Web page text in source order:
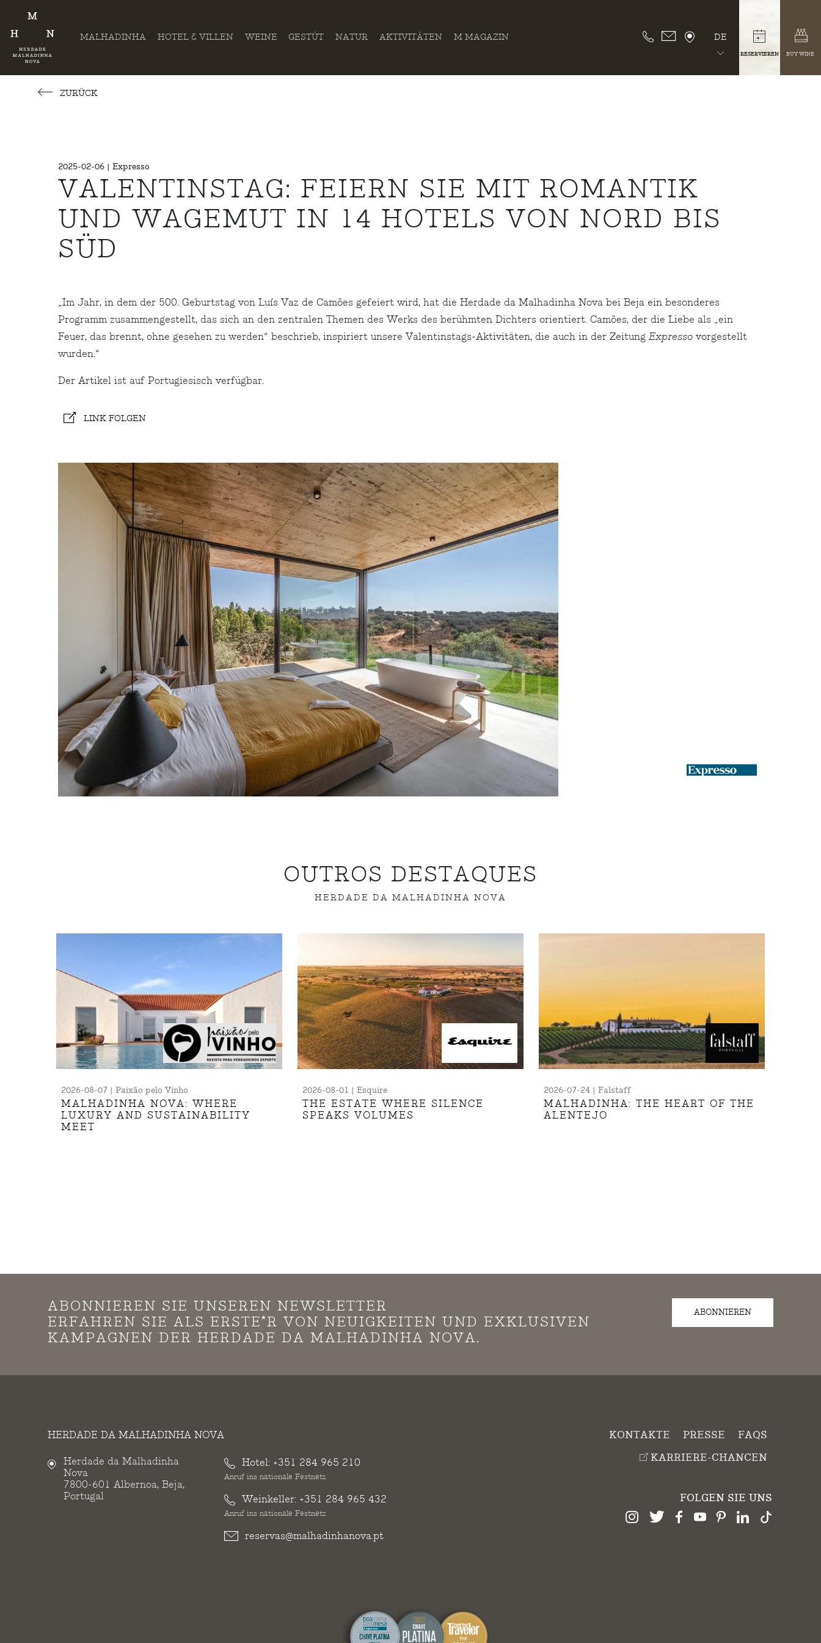
MALHADINHA HOTEL & VILLEN WEINE GESTÜT NATUR AKTIVITÄTEN M MAGAZIN DE
RESERVIEREN BUY WINE
ZURÜCK
2025-02-06 | Expresso
VALENTINSTAG: FEIERN SIE MIT ROMANTIK
UND WAGEMUT IN 14 HOTELS VON NORD BIS
SÜD
„Im Jahr, in dem der 500. Geburtstag von Luís Vaz de Camões gefeiert wird, hat die Herdade da Malhadinha Nova bei Beja ein besonderes
Programm zusammengestellt, das sich an den zentralen Themen des Werks des berühmten Dichters orientiert. Camões, der die Liebe als „ein
Feuer, das brennt, ohne gesehen zu werden“ beschrieb, inspiriert unsere Valentinstags-Aktivitäten, die auch in der ZeitungExpressovorgestellt
wurden.“
Der Artikel ist auf Portugiesisch verfügbar.
LINK FOLGEN
OUTROS DESTAQUES
HERDADE DA MALHADINHA NOVA
2026-08-07 | Paixão pelo Vinho
MALHADINHA NOVA: WHERE
LUXURY AND SUSTAINABILITY
MEET
2026-08-01 | Esquire
THE ESTATE WHERE SILENCE
SPEAKS VOLUMES
2026-07-24 | Falstaff
MALHADINHA: THE HEART OF THE
ALENTEJO
ABONNIEREN SIE UNSEREN NEWSLETTER
ERFAHREN SIE ALS ERSTE*R VON NEUIGKEITEN UND EXKLUSIVEN
KAMPAGNEN DER HERDADE DA MALHADINHA NOVA.
ABONNIEREN
HERDADE DA MALHADINHA NOVA
Herdade da Malhadinha
Nova
7800-601 Albernoa, Beja,
Portugal
Hotel: +351 284 965 210
Anruf ins nationale Festnetz
Weinkeller: +351 284 965 432
Anruf ins nationale Festnetz
reservas@malhadinhanova.pt
KONTAKTE PRESSE
FAQS
KARRIERE-CHANCEN
FOLGEN SIE UNS